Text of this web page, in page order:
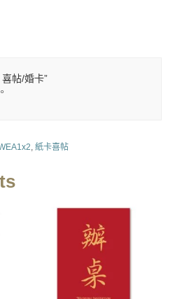
帖/婚卡”
紙卡喜帖